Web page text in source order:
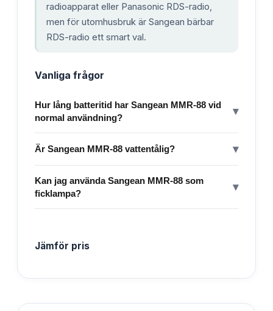
radioapparat eller Panasonic RDS-radio,
men för utomhusbruk är Sangean bärbar
RDS-radio ett smart val.
Vanliga frågor
Hur lång batteritid har Sangean MMR-88 vid
normal användning?
▾
Är Sangean MMR-88 vattentålig? ▾
Kan jag använda Sangean MMR-88 som
ficklampa?
▾
Jämför pris